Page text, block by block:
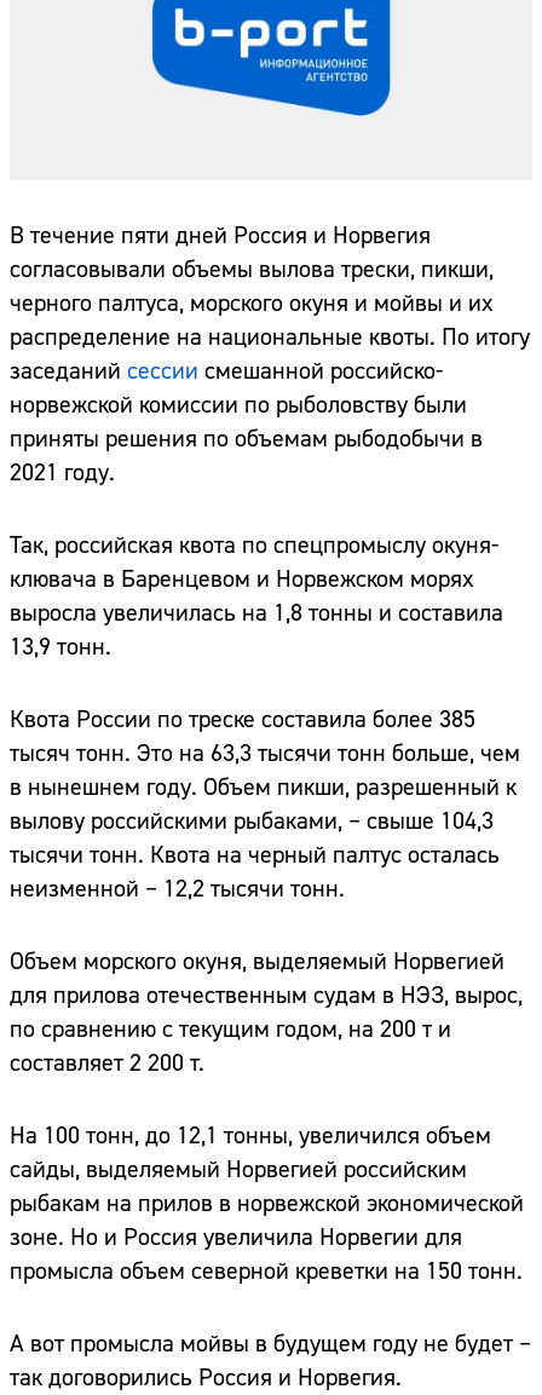
В течение пяти дней Россия и Норвегия
согласовывали объемы вылова трески, пикши,
черного палтуса, морского окуня и мойвы и их
распределение на национальные квоты. По итогу
заседаний сессии смешанной российско-
норвежской комиссии по рыболовству были
приняты решения по объемам рыбодобычи в
2021 году.
Так, российская квота по спецпромыслу окуня-
клювача в Баренцевом и Норвежском морях
выросла увеличилась на 1,8 тонны и составила
13,9 тонн.
Квота России по треске составила более 385
тысяч тонн. Это на 63,3 тысячи тонн больше, чем
в нынешнем году. Объем пикши, разрешенный к
вылову российскими рыбаками, – свыше 104,3
тысячи тонн. Квота на черный палтус осталась
неизменной – 12,2 тысячи тонн.
Объем морского окуня, выделяемый Норвегией
для прилова отечественным судам в НЭЗ, вырос,
по сравнению с текущим годом, на 200 т и
составляет 2 200 т.
На 100 тонн, до 12,1 тонны, увеличился объем
сайды, выделяемый Норвегией российским
рыбакам на прилов в норвежской экономической
зоне. Но и Россия увеличила Норвегии для
промысла объем северной креветки на 150 тонн.
А вот промысла мойвы в будущем году не будет –
так договорились Россия и Норвегия.